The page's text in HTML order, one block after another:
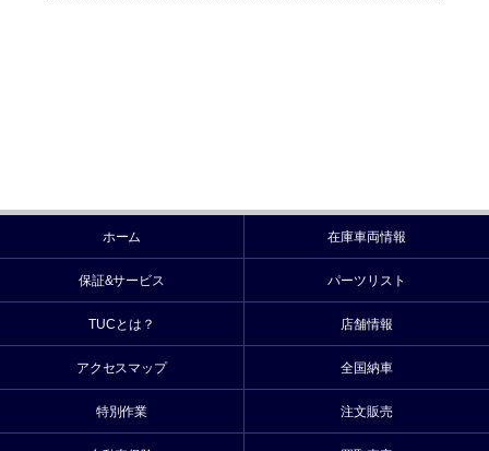
ホーム 在庫車両情報
保証&サービス パーツリスト
TUCとは？ 店舗情報
アクセスマップ 全国納車
特別作業 注文販売